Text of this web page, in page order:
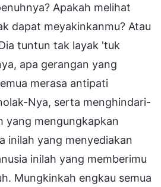
Apakah melihat
dapat meyakinkanmu? Atau
tuntun tak layak 'tuk
apa gerangan yang
merasa antipati
Nya, serta menghindari-
yang mengungkapkan
inilah yang menyediakan
inilah yang memberimu
Mungkinkah engkau semua